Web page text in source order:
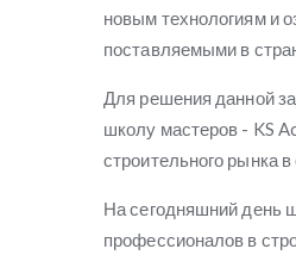
новым технологиям и
поставляемыми в
Для решения данной
школу мастеров - KS
строительного рынка
На сегодняшний день
профессионалов в